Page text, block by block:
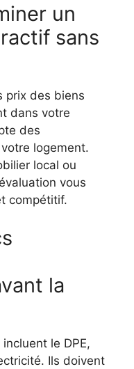
un
sans
prix des biens
dans votre
des
logement.
local ou
vous
compétitif.
la
le DPE,
Ils doivent